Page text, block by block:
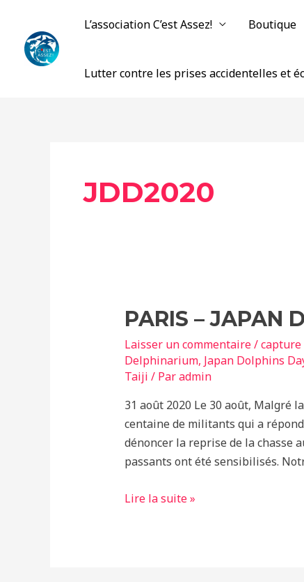
contenu
L’association C’est Assez! Boutique
Lutter contre les prises accidentelles et
JDD2020
PARIS – JAPAN
Laisser un commentaire/capture
Delphinarium, Japan Dolphins
Taiji / Paradmin
31 août 2020 Le 30 août, Malgré
centaine de militants qui a
dénoncer la reprise de la chasse
passants ont été sensibilisés.
PARIS
Lire la suite »